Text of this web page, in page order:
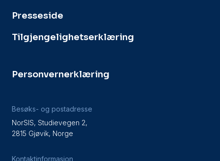
Presseside
Tilgjengelighetserklæring
Personvernerklæring
Besøks- og postadresse
NorSIS, Studievegen 2,
2815 Gjøvik, Norge
Kontaktinformasjon